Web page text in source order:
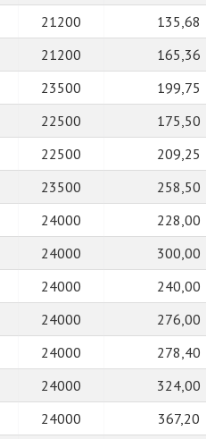
21200 135,68
21200 165,36
23500 199,75
22500 175,50
22500 209,25
23500 258,50
24000 228,00
24000 300,00
24000 240,00
24000 276,00
24000 278,40
24000 324,00
24000 367,20